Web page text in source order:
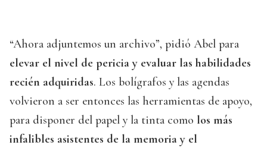
“Ahora adjuntemos un archivo”, pidió Abel para
elevar el nivel de pericia y evaluar las habilidades
recién adquiridas. Los bolígrafos y las agendas
volvieron a ser entonces las herramientas de apoyo,
para disponer del papel y la tinta como los más
infalibles asistentes de la memoria y el